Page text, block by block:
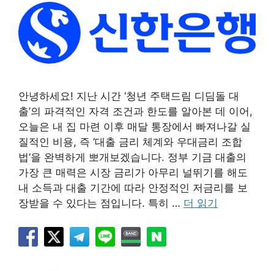
안녕하세요! 지난 시간 ‘청년 주택드림 디딤돌 대
출’의 파격적인 자격 조건과 한도를 알아본 데 이어,
오늘은 내 집 마련 이후 매달 통장에서 빠져나갈 실
질적인 비용, 즉 ‘대출 금리 체계와 우대금리 조합
법’을 완벽하게 뽀개보겠습니다. 정부 기금 대출의
가장 큰 매력은 시장 금리가 아무리 널뛰기를 해도
내 소득과 대출 기간에 따라 안정적인 저금리를 보
장받을 수 있다는 점입니다. 특히 … 더 읽기